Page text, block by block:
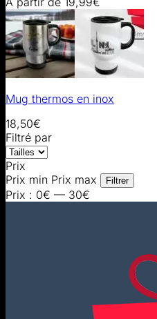
Mug thermos en inox
18,50€
Filtré par
Prix
Prix min Prix max Filtrer
Prix : 0€ — 30€